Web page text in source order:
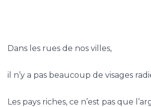
Dans les rues de nos villes,
il n’y a pas beaucoup de visages
Les pays riches, ce n’est pas que